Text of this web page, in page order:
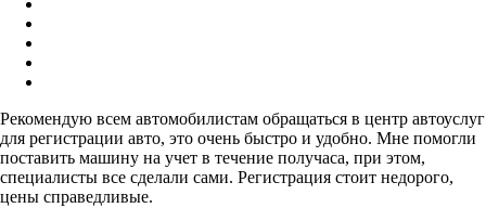
Рекомендую всем автомобилистам обращаться в центр автоуслуг
для регистрации авто, это очень быстро и удобно. Мне помогли
поставить машину на учет в течение получаса, при этом,
специалисты все сделали сами. Регистрация стоит недорого,
цены справедливые.